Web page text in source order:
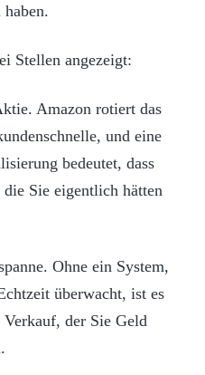
Stellen angezeigt:
Amazon rotiert das
und eine
bedeutet, dass
Sie eigentlich hätten
Ohne ein System,
überwacht, ist es
der Sie Geld